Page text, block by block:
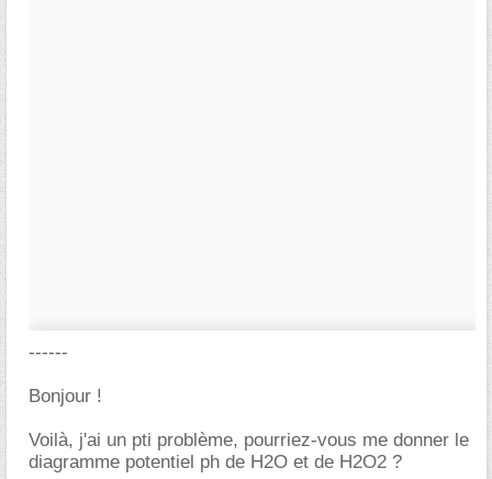
------
Bonjour !
Voilà, j'ai un pti problème, pourriez-vous me donner le
diagramme potentiel ph de H2O et de H2O2 ?